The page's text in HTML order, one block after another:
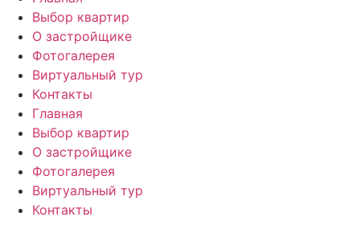
Выбор квартир
О застройщике
Фотогалерея
Виртуальный тур
Контакты
Главная
Выбор квартир
О застройщике
Фотогалерея
Виртуальный тур
Контакты